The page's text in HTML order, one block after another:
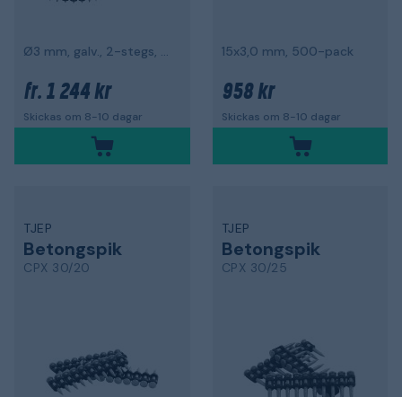
Ø3 mm, galv., 2-stegs, 1000-pack
fr. 1 244 kr
Skickas om 8-10 dagar
15x3,0 mm, 500-pack
958 kr
Skickas om 8-10 dagar
TJEP
Betongspik
CPX 30/20
TJEP
Betongspik
CPX 30/25